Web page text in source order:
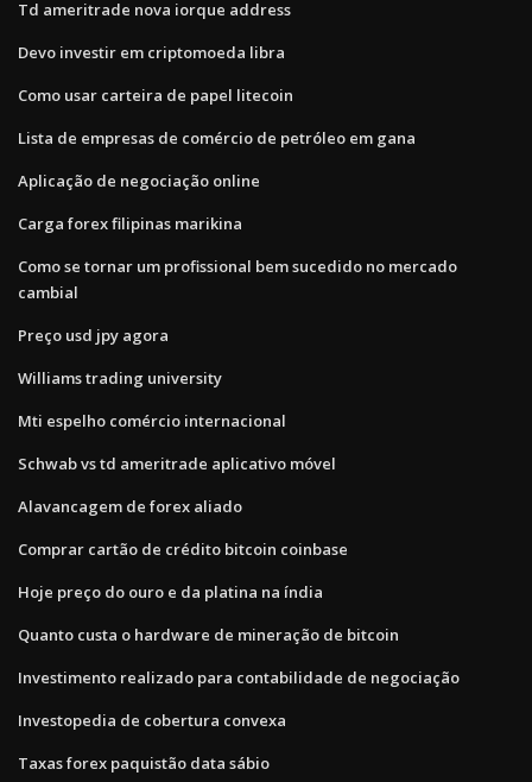
Td ameritrade nova iorque address
Devo investir em criptomoeda libra
Como usar carteira de papel litecoin
Lista de empresas de comércio de petróleo em gana
Aplicação de negociação online
Carga forex filipinas marikina
Como se tornar um profissional bem sucedido no mercado
cambial
Preço usd jpy agora
Williams trading university
Mti espelho comércio internacional
Schwab vs td ameritrade aplicativo móvel
Alavancagem de forex aliado
Comprar cartão de crédito bitcoin coinbase
Hoje preço do ouro e da platina na índia
Quanto custa o hardware de mineração de bitcoin
Investimento realizado para contabilidade de negociação
Investopedia de cobertura convexa
Taxas forex paquistão data sábio